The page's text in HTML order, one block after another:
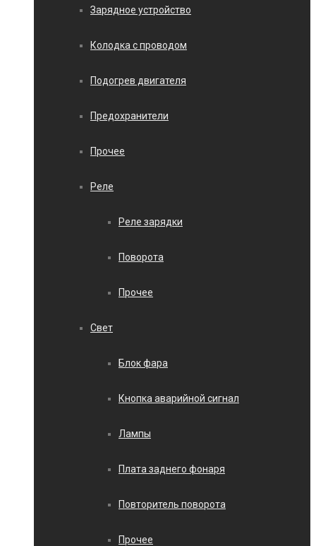
Зарядное устройство
Колодка с проводом
Подогрев двигателя
Предохранители
Прочее
Реле
Реле зарядки
Поворота
Прочее
Свет
Блок фара
Кнопка аварийной сигнал
Лампы
Плата заднего фонаря
Повторитель поворота
Прочее